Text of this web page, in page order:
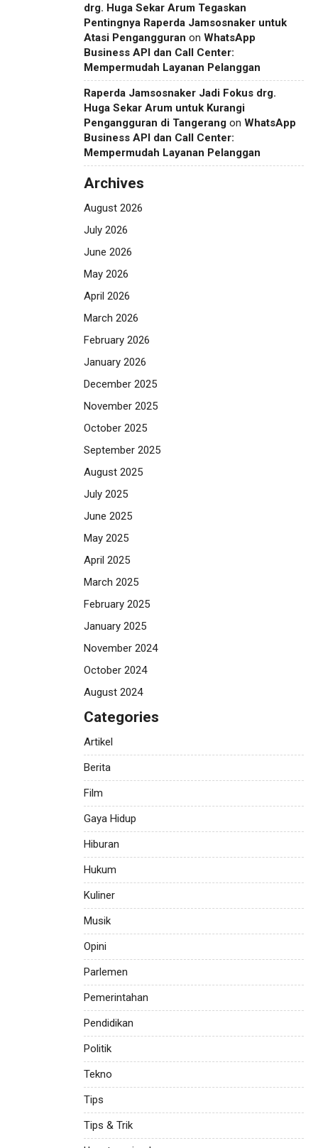
drg. Huga Sekar Arum Tegaskan
Pentingnya Raperda Jamsosnaker untuk
Atasi Pengangguran on WhatsApp
Business API dan Call Center:
Mempermudah Layanan Pelanggan
Raperda Jamsosnaker Jadi Fokus drg.
Huga Sekar Arum untuk Kurangi
Pengangguran di Tangerang on WhatsApp
Business API dan Call Center:
Mempermudah Layanan Pelanggan
Archives
August 2026
July 2026
June 2026
May 2026
April 2026
March 2026
February 2026
January 2026
December 2025
November 2025
October 2025
September 2025
August 2025
July 2025
June 2025
May 2025
April 2025
March 2025
February 2025
January 2025
November 2024
October 2024
August 2024
Categories
Artikel
Berita
Film
Gaya Hidup
Hiburan
Hukum
Kuliner
Musik
Opini
Parlemen
Pemerintahan
Pendidikan
Politik
Tekno
Tips
Tips & Trik